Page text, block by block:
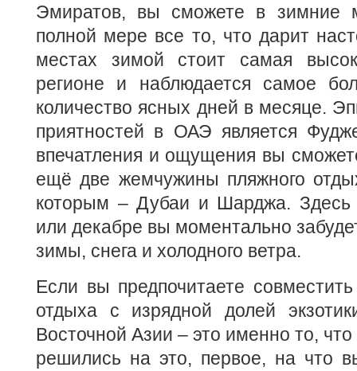
Эмиратов, вы сможете в зимние
полной мере все то, что дарит
местах зимой стоит самая
регионе и наблюдается самое
количество ясных дней в месяце.
приятностей в ОАЭ является
впечатления и ощущения вы
ещё две жемчужины пляжного
которым – Дубаи и Шарджа. Здесь
или декабре вы моментально
зимы, снега и холодного ветра.
Если вы предпочитаете
отдыха с изрядной долей
Восточной Азии – это именно то,
решились на это, первое, на что